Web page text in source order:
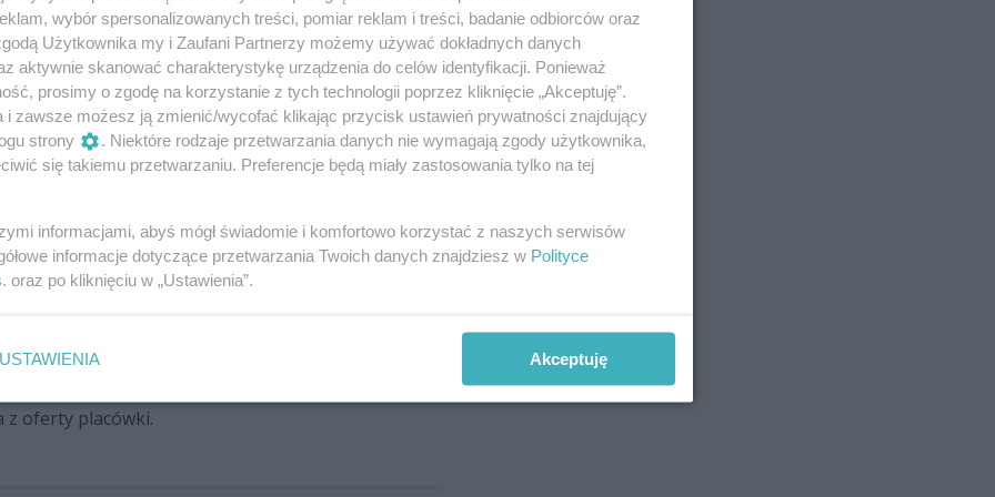
i aktywizujących, a także kulturalno-
posiłek, a w ramach warsztatów kulinarnych
samodzielnie.
ulicy Rwańskiej 7. Na adaptację i wyposażenie
Pracy i Polityki Społecznej w wysokości
premier za to wszystko, co możemy dziś zrobić.
że Radom dołącza do grona miast, gdzie zaczyna
deklarowaliśmy, że polityka senioralna
wsparcie pani premier możemy powiedzieć, że
jeżeli chodzi o politykę senioralną – mówił
z oferty placówki.
wybór spersonalizowanych treści, pomiar reklam i treści, badanie odbiorców oraz
Użytkownika my i Zaufani Partnerzy możemy używać dokładnych danych
aktywnie skanować charakterystykę urządzenia do celów identyfikacji. Ponieważ
prosimy o zgodę na korzystanie z tych technologii poprzez kliknięcie „Akceptuję”.
i zawsze możesz ją zmienić/wycofać klikając przycisk ustawień prywatności znajdujący
strony
. Niektóre rodzaje przetwarzania danych nie wymagają zgody użytkownika,
się takiemu przetwarzaniu. Preferencje będą miały zastosowania tylko na tej
informacjami, abyś mógł świadomie i komfortowo korzystać z naszych serwisów
informacje dotyczące przetwarzania Twoich danych znajdziesz w Polityce
. oraz po kliknięciu w „Ustawienia”.
USTAWIENIA Akceptuję